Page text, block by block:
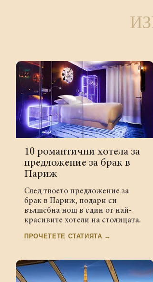
10 романтични хотела за
предложение за брак в
Париж
След твоето предложение за
брак в Париж, подари си
вълшебна нощ в един от най-
красивите хотели на столицата.
ПРОЧЕТЕТЕ СТАТИЯТА →